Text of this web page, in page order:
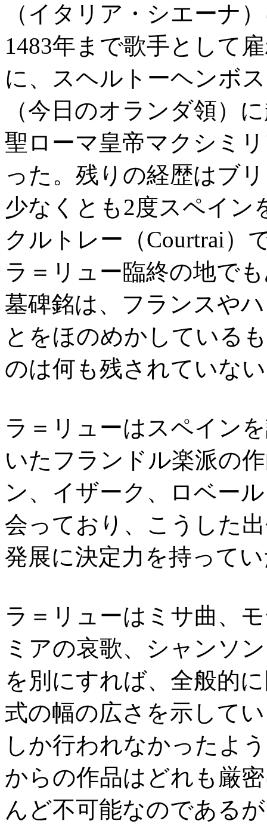
（イタリア・シエーナ
1483年まで歌手として
に、スヘルトーヘンボス
（今日のオランダ領）
聖ローマ皇帝マクシミ
った。残りの経歴はブ
少なくとも2度スペイン
クルトレー（Courtrai）
ラ＝リュー臨終の地で
墓碑銘は、フランスや
とをほのめかしている
のは何も残されていな
ラ＝リューはスペイン
いたフランドル楽派の
ン、イザーク、ロベー
会っており、こうした
発展に決定力を持って
ラ＝リューはミサ曲、
ミアの哀歌、シャンソ
を別にすれば、全般的
式の幅の広さを示して
しか行われなかったよ
からの作品はどれも厳
んど不可能なのである